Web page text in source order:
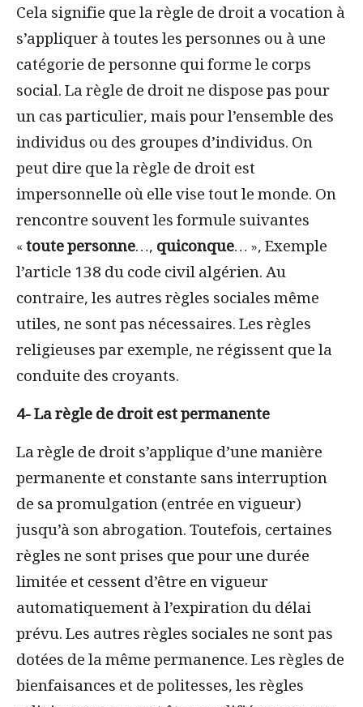
Cela signifie que la règle de droit a vocation à
s’appliquer à toutes les personnes ou à une
catégorie de personne qui forme le corps
social. La règle de droit ne dispose pas pour
un cas particulier, mais pour l’ensemble des
individus ou des groupes d’individus. On
peut dire que la règle de droit est
impersonnelle où elle vise tout le monde. On
rencontre souvent les formule suivantes
«toute personne…,quiconque… », Exemple
l’article 138 du code civil algérien. Au
contraire, les autres règles sociales même
utiles, ne sont pas nécessaires. Les règles
religieuses par exemple, ne régissent que la
conduite des croyants.
4- La règle de droit est permanente
La règle de droits’applique d’une manière
permanente et constante sans interruption
de sa promulgation (entrée en vigueur)
jusqu’à son abrogation. Toutefois, certaines
règles ne sont prises que pour une durée
limitée et cessent d’être en vigueur
automatiquement à l’expiration du délai
prévu. Les autres règles sociales ne sont pas
dotées de la même permanence. Les règles de
bienfaisances et de politesses, les règles